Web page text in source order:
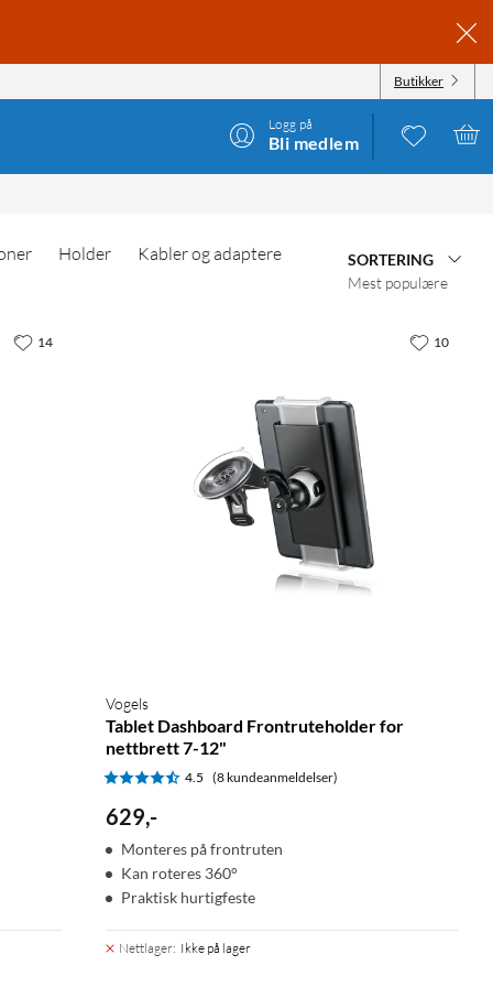
Butikker
Logg på
Bli medlem
Holder
Kabler og adaptere
SORTERING
Mest populære
14
Vogels
Tablet Dashboard Frontruteholder for
nettbrett 7-12"
4.5 (8 kundeanmeldelser)
629,-
Monteres på frontruten
Kan roteres 360°
Praktisk hurtigfeste
Nettlager: Ikke på lager
10